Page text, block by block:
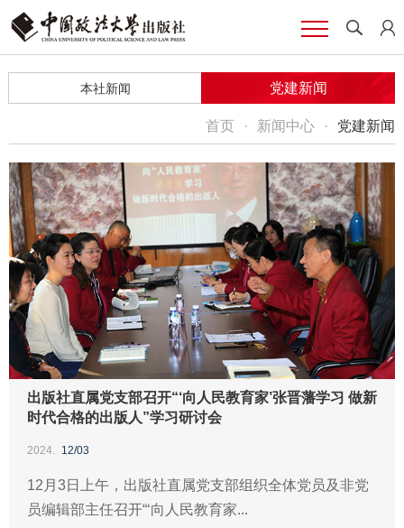
本社新闻 党建新闻
首页 · 新闻中心 · 党建新闻
出版社直属党支部召开“‘向人民教育家’张晋藩学习 做新
时代合格的出版人”学习研讨会
2024. 12/03
12月3日上午，出版社直属党支部组织全体党员及非党
员编辑部主任召开“‘向人民教育家...